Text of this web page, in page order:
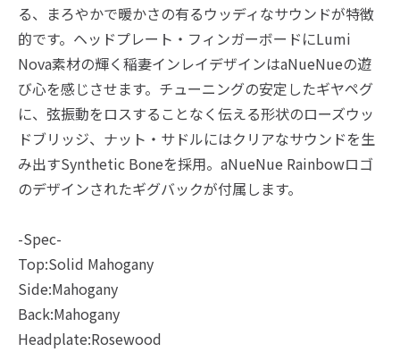
る、まろやかで暖かさの有るウッディなサウンドが特徴
的です。ヘッドプレート・フィンガーボードにLumi
Nova素材の輝く稲妻インレイデザインはaNueNueの遊
び心を感じさせます。チューニングの安定したギヤペグ
に、弦振動をロスすることなく伝える形状のローズウッ
ドブリッジ、ナット・サドルにはクリアなサウンドを生
み出すSynthetic Boneを採用。aNueNue Rainbowロゴ
のデザインされたギグバックが付属します。
-Spec-
Top:Solid Mahogany
Side:Mahogany
Back:Mahogany
Headplate:Rosewood